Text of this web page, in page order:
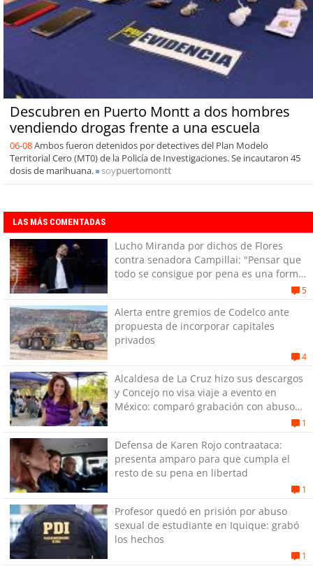
Descubren en Puerto Montt a dos hombres
vendiendo drogas frente a una escuela
06-08Ambos fueron detenidos por detectives del Plan Modelo
Territorial Cero (MT0) de la Policía de Investigaciones. Se incautaron 45
dosis de marihuana.
soypuertomontt
LAS MÁS COMENTADAS
Lucho Miranda por dichos de Flores
contra senadora Campillai: "Pensar que
todo se consigue por pena es una forma
5
Alerta entre gremios de Codelco ante
propuesta de incorporar capitales
privados
4
Alcaldesa de La Cruz hizo sus descargos
y Concejo no visa viaje a evento en
México: comparó grabación con abuso
1
Defensa de Karen Rojo contraataca:
presenta amparo para que cumpla el
resto de su pena en libertad
1
Profesor quedó en prisión por abuso
sexual de estudiante en Iquique: grabó
los hechos
1